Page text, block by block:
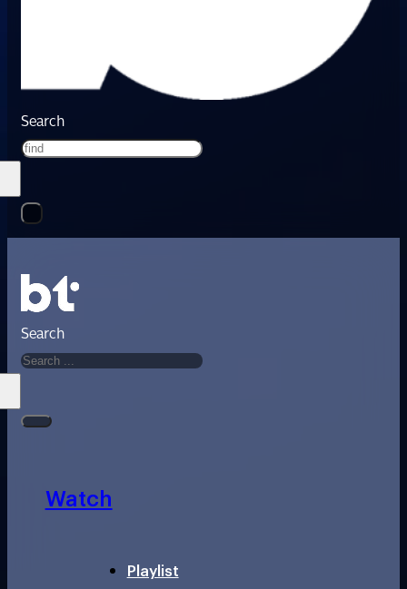
Search
Search
Watch
Playlist